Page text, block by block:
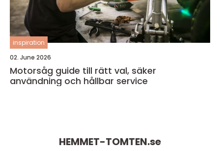
inspiration
02. June 2026
Motorsåg guide till rätt val, säker
användning och hållbar service
HEMMET-TOMTEN.se